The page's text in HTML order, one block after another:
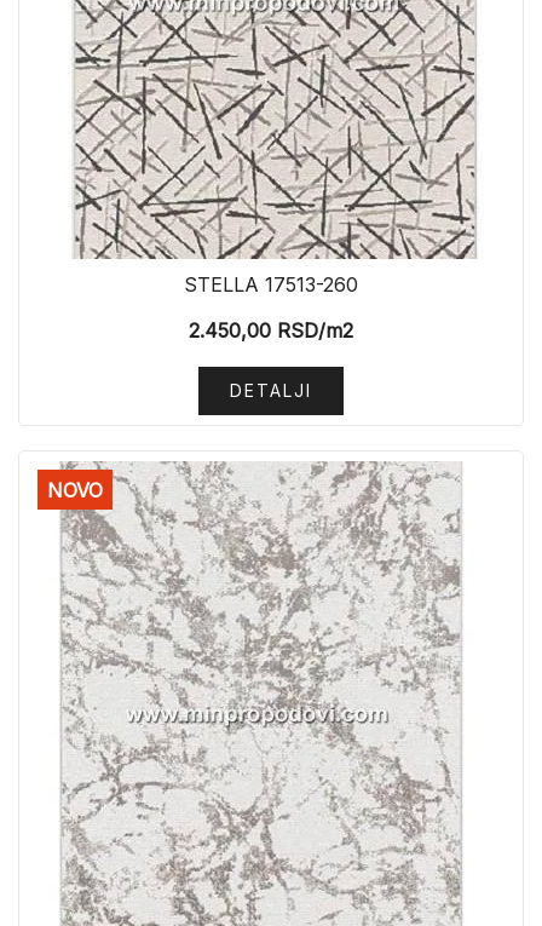
STELLA 17513-260
2.450,00 RSD/m2
DETALJI
NOVO